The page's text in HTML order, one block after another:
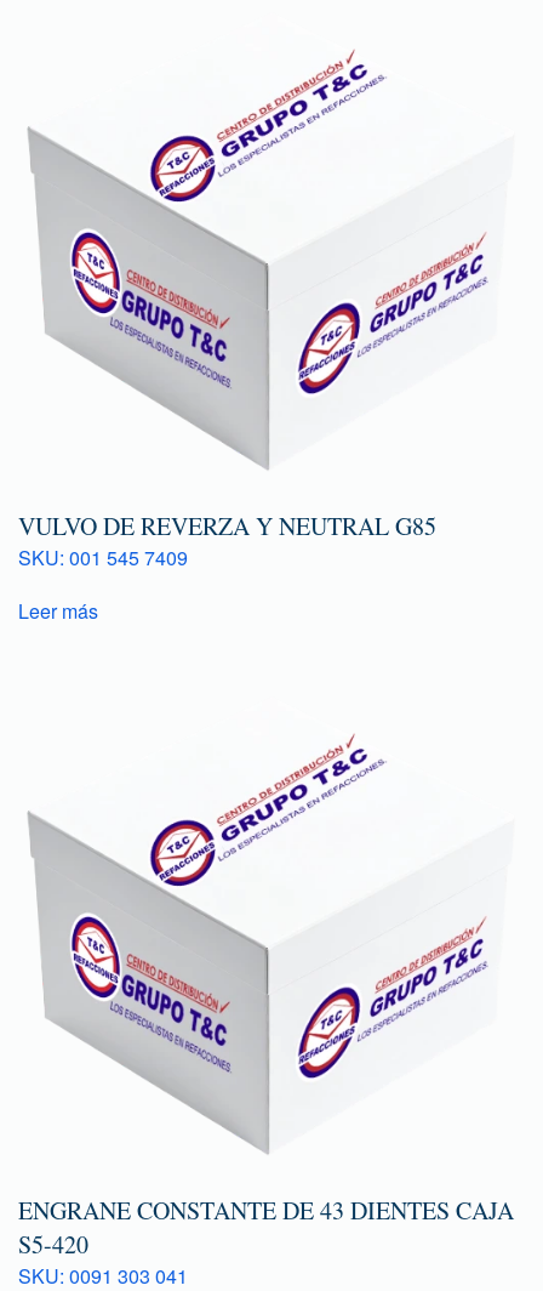
VULVO DE REVERZA Y NEUTRAL G85
SKU: 001 545 7409
Leer más
ENGRANE CONSTANTE DE 43 DIENTES CAJA
S5-420
SKU: 0091 303 041